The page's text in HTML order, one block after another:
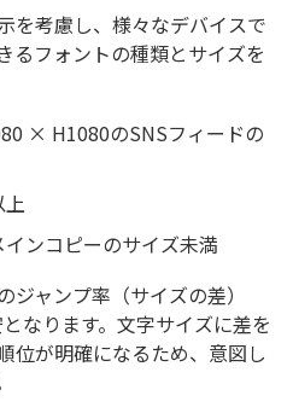
を考慮し、様々なデバイスで
るフォントの種類とサイズを
× H1080のSNSフィードの
ンコピーのサイズ未満
ャンプ率（サイズの差）
なります。文字サイズに差を
位が明確になるため、意図し